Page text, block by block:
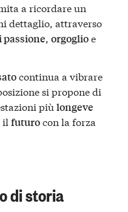
a ricordare un
dettaglio, attraverso
passione, orgoglioe
continua a vibrare
si propone di
più longeve
il futurocon la forza
di storia